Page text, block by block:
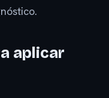
aplicar